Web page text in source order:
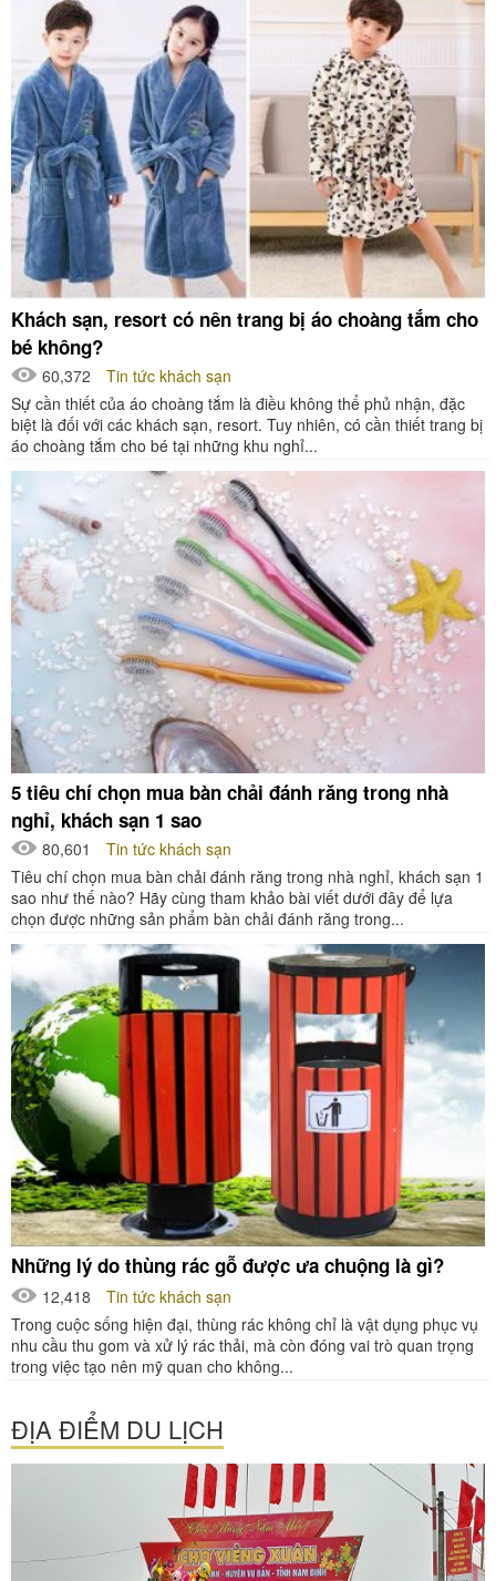
Khách sạn, resort có nên trang bị áo choàng tắm cho
bé không?
60,372
Tin tức khách sạn
Sự cần thiết của áo choàng tắm là điều không thể phủ nhận, đặc
biệt là đối với các khách sạn, resort. Tuy nhiên, có cần thiết trang bị
áo choàng tắm cho bé tại những khu nghỉ...
5 tiêu chí chọn mua bàn chải đánh răng trong nhà
nghỉ, khách sạn 1 sao
80,601
Tin tức khách sạn
Tiêu chí chọn mua bàn chải đánh răng trong nhà nghỉ, khách sạn 1
sao như thế nào? Hãy cùng tham khảo bài viết dưới đây để lựa
chọn được những sản phẩm bàn chải đánh răng trong...
Những lý do thùng rác gỗ được ưa chuộng là gì?
12,418
Tin tức khách sạn
Trong cuộc sống hiện đại, thùng rác không chỉ là vật dụng phục vụ
nhu cầu thu gom và xử lý rác thải, mà còn đóng vai trò quan trọng
trong việc tạo nên mỹ quan cho không...
ĐỊA ĐIỂM DU LỊCH